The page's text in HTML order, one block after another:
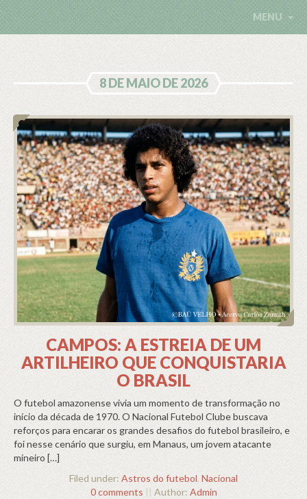
MENU
8 DE MAIO DE 2026
CAMPOS: A ESTREIA DE UM
ARTILHEIRO QUE CONQUISTARIA
O BRASIL
O futebol amazonense vivia um momento de transformação no
início da década de 1970. O Nacional Futebol Clube buscava
reforços para encarar os grandes desafios do futebol brasileiro, e
foi nesse cenário que surgiu, em Manaus, um jovem atacante
mineiro […]
Filed under: Astros do futebol, Nacional
0 comments || Author: Admin